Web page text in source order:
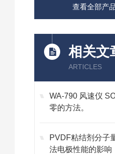
查看全部产
相关文
ARTICLES
WA-790 风速仪
零的方法。
PVDF粘结剂分子
法电极性能的影响